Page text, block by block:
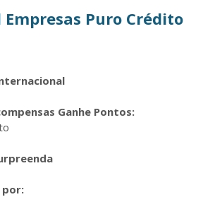
Puro Crédito
Ganhe Pontos:
por: